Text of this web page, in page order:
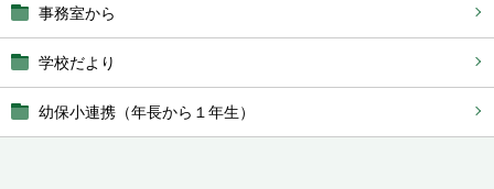
事務室から
学校だより
幼保小連携（年長から１年生）